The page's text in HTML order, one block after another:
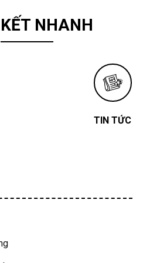
NHANH
TIN TỨC